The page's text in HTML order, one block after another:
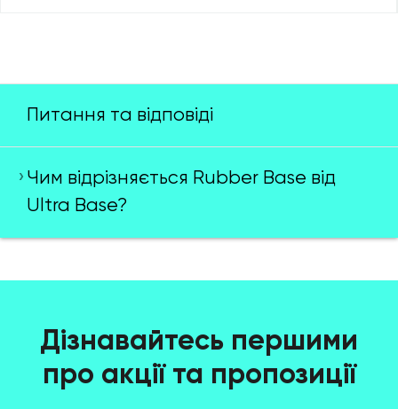
Питання та відповіді
Чим відрізняється Rubber Base від
Ultra Base?
Дізнавайтесь першими
про акції та пропозиції